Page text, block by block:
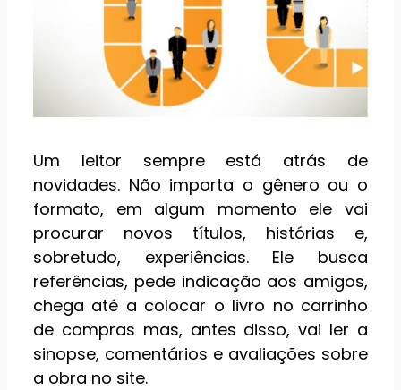
Um leitor sempre está atrás de
novidades. Não importa o gênero ou o
formato, em algum momento ele vai
procurar novos títulos, histórias e,
sobretudo, experiências. Ele busca
referências, pede indicação aos amigos,
chega até a colocar o livro no carrinho
de compras mas, antes disso, vai ler a
sinopse, comentários e avaliações sobre
a obra no site.